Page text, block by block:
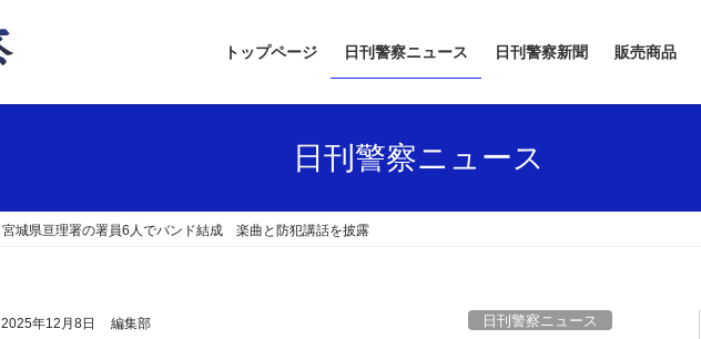
トップページ 日刊警察ニュース 日刊警察新聞 販売商品
日刊警察ニュース
宮城県亘理署の署員6人でバンド結成 楽曲と防犯講話を披露
2025年12月8日 編集部 日刊警察ニュース